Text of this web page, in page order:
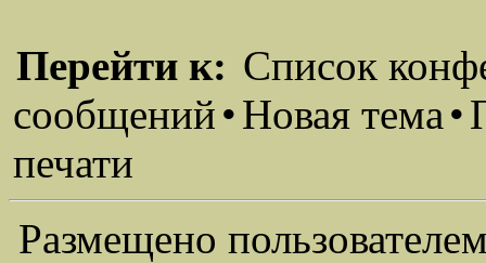
Перейти к: Список
сообщений•Новая тема•
печати
Размещено